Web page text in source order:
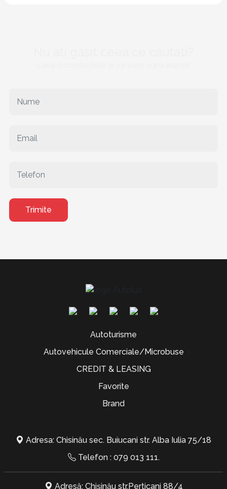
Trimite
Autoturisme
Autovehicule Comerciale/Microbuse
CREDIT & LEASING
Favorite
Brand
Adresa: Chisinău sec. Buiucani str. Alba Iulia 75/18
Telefon : 079 013 111.
Adresă: Chișinău str.Perticani 88/4